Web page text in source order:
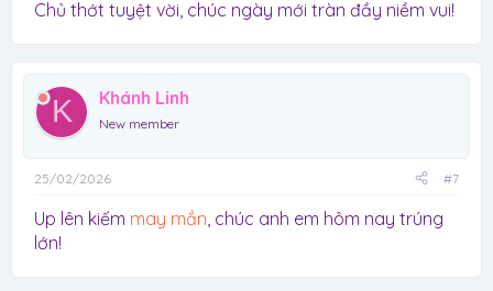
Chủ thớt tuyệt vời, chúc ngày mới tràn đầy niềm vui!
K Khánh Linh
New member
25/02/2026 #7
Up lên kiếm may mắn , chúc anh em hôm nay trúng
lớn!